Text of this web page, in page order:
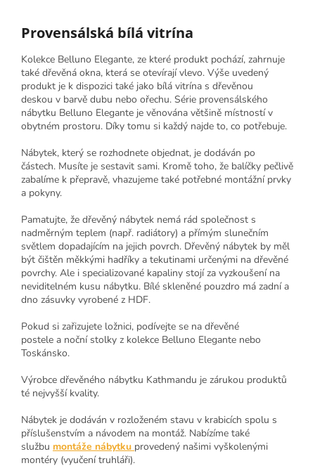
Provensálská bílá vitrína
Kolekce Belluno Elegante, ze které produkt pochází, zahrnuje
také dřevěná okna, která se otevírají vlevo. Výše uvedený
produkt je k dispozici také jako bílá vitrína s dřevěnou
deskou v barvě dubu nebo ořechu. Série provensálského
nábytku Belluno Elegante je věnována většině místností v
obytném prostoru. Díky tomu si každý najde to, co potřebuje.
Nábytek, který se rozhodnete objednat, je dodáván po
částech. Musíte je sestavit sami. Kromě toho, že balíčky pečlivě
zabalíme k přepravě, vhazujeme také potřebné montážní prvky
a pokyny.
Pamatujte, že dřevěný nábytek nemá rád společnost s
nadměrným teplem (např. radiátory) a přímým slunečním
světlem dopadajícím na jejich povrch. Dřevěný nábytek by měl
být čištěn měkkými hadříky a tekutinami určenými na dřevěné
povrchy. Ale i specializované kapaliny stojí za vyzkoušení na
neviditelném kusu nábytku. Bílé skleněné pouzdro má zadní a
dno zásuvky vyrobené z HDF.
Pokud si zařizujete ložnici, podívejte se na dřevěné
postele a noční stolky z kolekce Belluno Elegante nebo
Toskánsko.
Výrobce dřevěného nábytku Kathmandu je zárukou produktů
té nejvyšší kvality.
Nábytek je dodáván v rozloženém stavu v krabicích spolu s
příslušenstvím a návodem na montáž. Nabízíme také
službu montáže nábytku provedený našimi vyškolenými
montéry (vyučení truhláři).